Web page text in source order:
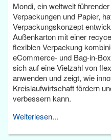
Mondi, ein weltweit
Verpackungen und Papier,
Verpackungskonzept
Außenkarton mit einer
flexiblen Verpackung
eCommerce- und Bag-in-
sich auf eine Vielzahl von
anwenden und zeigt, wie
Kreislaufwirtschaft fördern
verbessern kann.
Weiterlesen...